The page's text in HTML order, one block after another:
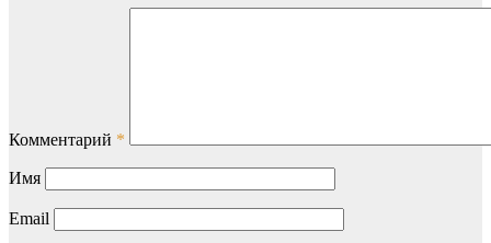
Комментарий *
Имя
Email